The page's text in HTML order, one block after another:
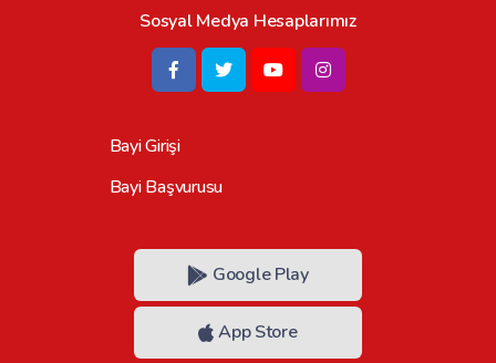
Sosyal Medya Hesaplarımız
Bayi Girişi
Bayi Başvurusu
Google Play
App Store